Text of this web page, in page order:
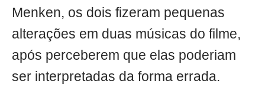
Menken, os dois fizeram pequenas
alterações em duas músicas do filme,
após perceberem que elas poderiam
ser interpretadas da forma errada.